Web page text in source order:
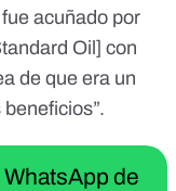
acuñado por
Oil ] con
de que era un
WhatsApp de